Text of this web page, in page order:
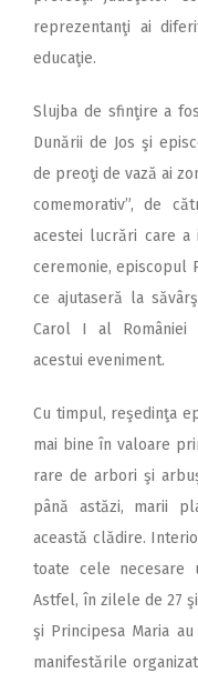
reprezentanţi ai
educaţie.
Slujba de sfinţire a
Dunării de Jos şi
de preoţi de vază ai
comemorativ”, de
acestei lucrări care a
ceremonie, episcopul
ce ajutaseră la
Carol I al României
acestui eveniment.
Cu timpul, reşedinţa
mai bine în valoare
rare de arbori şi
până astăzi, marii
această clădire.
toate cele necesare
Astfel, în zilele de 27
şi Principesa Maria
manifestările